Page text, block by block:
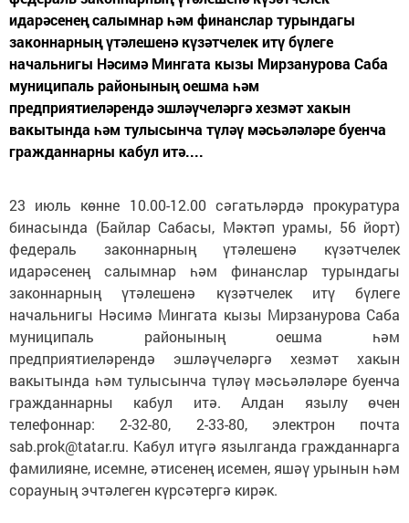
идарәсенең салымнар һәм финанслар турындагы
законнарның үтәлешенә күзәтчелек итү бүлеге
начальнигы Нәсимә Мингата кызы Мирзанурова Саба
муниципаль районының оешма һәм
предприятиеләрендә эшләүчеләргә хезмәт хакын
вакытында һәм тулысынча түләү мәсьәләләре буенча
гражданнарны кабул итә....
23 июль көнне 10.00-12.00 сәгатьләрдә прокуратура
бинасында (Байлар Сабасы, Мәктәп урамы, 56 йорт)
федераль законнарның үтәлешенә күзәтчелек
идарәсенең салымнар һәм финанслар турындагы
законнарның үтәлешенә күзәтчелек итү бүлеге
начальнигы Нәсимә Мингата кызы Мирзанурова Саба
муниципаль районының оешма һәм
предприятиеләрендә эшләүчеләргә хезмәт хакын
вакытында һәм тулысынча түләү мәсьәләләре буенча
гражданнарны кабул итә. Алдан язылу өчен
телефоннар: 2-32-80, 2-33-80, электрон почта
sab.prok@tatar.ru. Кабул итүгә язылганда гражданнарга
фамилияне, исемне, әтисенең исемен, яшәү урынын һәм
сорауның эчтәлеген күрсәтергә кирәк.